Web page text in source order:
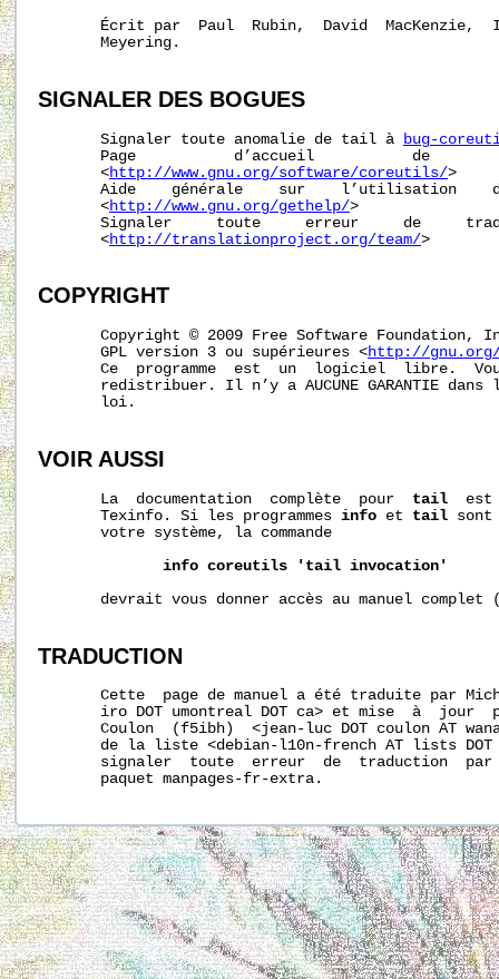
Écrit par  Paul  Rubin,  David  MacKenzie,
       Meyering.
SIGNALER DES BOGUES
       Signaler toute anomalie de tail à
bug-
Page           d’accueil           de
       <
http://www.gnu.org/software/coreutils/>
Aide    générale    sur    l’utilisation
       <
http://www.gnu.org/gethelp/>
Signaler     toute     erreur     de
       <
http://translationproject.org/team/>
COPYRIGHT
Copyright © 2009 Free Software Foundation,
       GPL version 3 ou supérieures <
http://
Ce  programme  est  un  logiciel  libre.
redistribuer. Il n’y a AUCUNE GARANTIE dans
       loi.
VOIR AUSSI
       La  documentation  complète  pour
tail
est
       Texinfo. Si les programmes
info et tail sont
       votre système, la commande
info coreutils 'tail invocation'
devrait vous donner accès au manuel complet
TRADUCTION
Cette  page de manuel a été traduite par
iro DOT umontreal DOT ca> et mise  à  jour
Coulon  (f5ibh)  <jean-luc DOT coulon AT
de la liste <debian-l10n-french AT lists
signaler  toute  erreur  de  traduction